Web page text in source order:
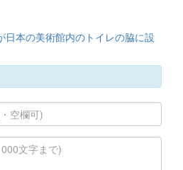
日本の美術館内のトイレの脇に設